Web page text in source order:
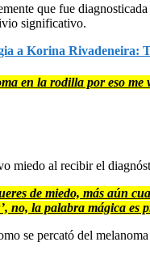
que fue
significativo.
a Korina Rivadeneira:
en la rodilla por eso
miedo al recibir el
de miedo, más aún
no, la palabra mágica es
se percató del